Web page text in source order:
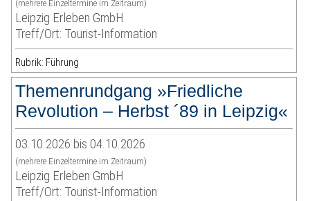
(mehrere Einzeltermine im Zeitraum)
Leipzig Erleben GmbH
Treff/Ort: Tourist-Information
Rubrik: Führung
Themenrundgang »Friedliche
Revolution – Herbst ´89 in Leipzig«
03.10.2026 bis 04.10.2026
(mehrere Einzeltermine im Zeitraum)
Leipzig Erleben GmbH
Treff/Ort: Tourist-Information